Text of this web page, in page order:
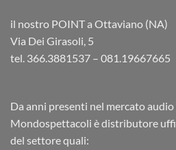
il nostro POINT a Ottaviano (NA)
Via Dei Girasoli, 5
tel. 366.3881537 – 081.19667665
Da anni presenti nel mercato
Mondospettacoli è distributore
del settore quali: